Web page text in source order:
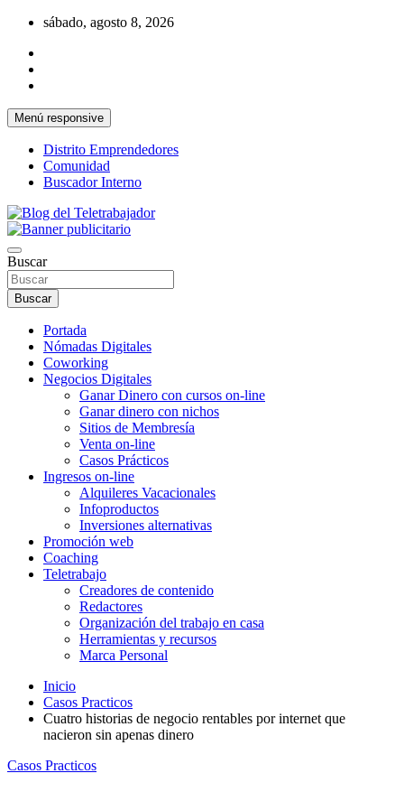
Saltar
contenido
sábado, agosto 8, 2026
Menú responsive
Distrito Emprendedores
Comunidad
Buscador Interno
Blog del Teletrabajador
Buscar
Buscar
Portada
Nómadas Digitales
Coworking
Negocios Digitales
Ganar Dinero con cursos on-line
Ganar dinero con nichos
Sitios de Membresía
Venta on-line
Casos Prácticos
Ingresos on-line
Alquileres Vacacionales
Infoproductos
Inversiones alternativas
Promoción web
Coaching
Teletrabajo
Creadores de contenido
Redactores
Organización del trabajo en casa
Herramientas y recursos
Marca Personal
Inicio
Casos Practicos
Cuatro historias de negocio rentables por internet que
nacieron sin apenas dinero
Casos Practicos